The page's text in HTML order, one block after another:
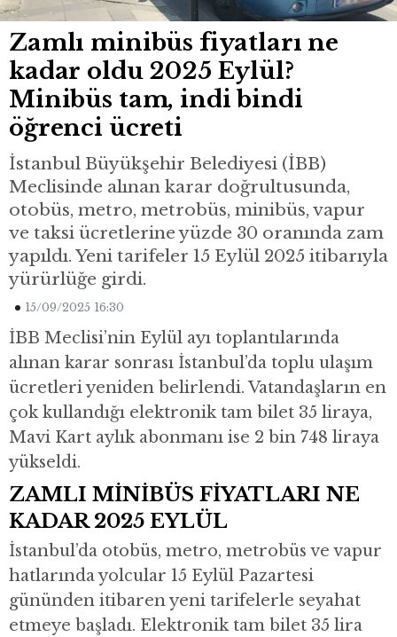
Zamlı minibüs fiyatları ne
kadar oldu 2025 Eylül?
Minibüs tam, indi bindi
öğrenci ücreti
İstanbul Büyükşehir Belediyesi (İBB)
Meclisinde alınan karar doğrultusunda,
otobüs, metro, metrobüs, minibüs, vapur
ve taksi ücretlerine yüzde 30 oranında zam
yapıldı. Yeni tarifeler 15 Eylül 2025 itibarıyla
yürürlüğe girdi.
15/09/2025 16:30
İBB Meclisi’nin Eylül ayı toplantılarında
alınan karar sonrası İstanbul’da toplu ulaşım
ücretleri yeniden belirlendi. Vatandaşların en
çok kullandığı elektronik tam bilet 35 liraya,
Mavi Kart aylık abonmanı ise 2 bin 748 liraya
yükseldi.
ZAMLI MİNİBÜS FİYATLARI NE
KADAR 2025 EYLÜL
İstanbul’da otobüs, metro, metrobüs ve vapur
hatlarında yolcular 15 Eylül Pazartesi
gününden itibaren yeni tarifelerle seyahat
etmeye başladı. Elektronik tam bilet 35 lira